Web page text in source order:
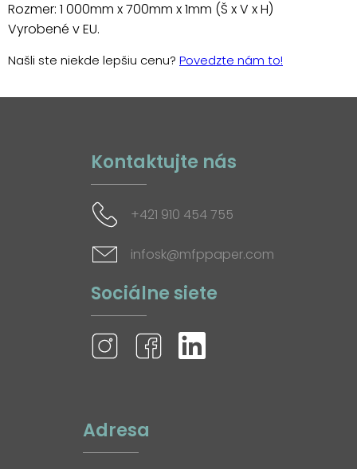
Rozmer: 1 000mm x 700mm x 1mm (Š x V x H)
Vyrobené v EU.
Našli ste niekde lepšiu cenu? Povedzte nám to!
Kontaktujte nás
+421 910 454 755
infosk@mfppaper.com
Sociálne siete
Adresa